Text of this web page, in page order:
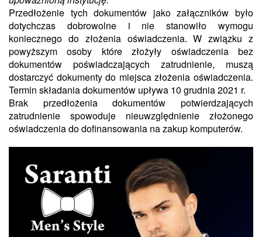
Przedłożenie tych dokumentów jako załączników było
dotychczas dobrowolne i nie stanowiło wymogu
koniecznego do złożenia oświadczenia. W związku z
powyższym osoby które złożyły oświadczenia bez
dokumentów poświadczających zatrudnienie, muszą
dostarczyć dokumenty do miejsca złożenia oświadczenia.
Termin składania dokumentów upływa 10 grudnia 2021 r.
Brak przedłożenia dokumentów potwierdzających
zatrudnienie spowoduje nieuwzględnienie złożonego
oświadczenia do dofinansowania na zakup komputerów.